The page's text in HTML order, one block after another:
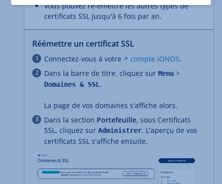
Vous pouvez ré-émettre les autres types de
certificats SSL jusqu'à 6 fois par an.
Réémettre un certificat SSL
Connectez-vous à votre compte IONOS.
Dans la barre de titre, cliquez sur Menu >
Domaines & SSL .
La page de vos domaines s'affiche alors.
Dans la section Portefeuille, sous Certificats
SSL, cliquez sur Administrer. L'aperçu de vos
certificats SSL s'affiche ensuite.